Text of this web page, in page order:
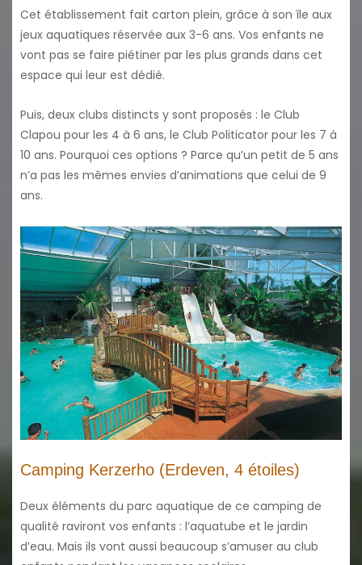
Cet établissement fait carton plein, grâce à son île aux
jeux aquatiques réservée aux 3-6 ans. Vos enfants ne
vont pas se faire piétiner par les plus grands dans cet
espace qui leur est dédié.
Puis, deux clubs distincts y sont proposés : le Club
Clapou pour les 4 à 6 ans, le Club Politicator pour les 7 à
10 ans. Pourquoi ces options ? Parce qu’un petit de 5 ans
n’a pas les mêmes envies d’animations que celui de 9
ans.
Camping Kerzerho (Erdeven, 4 étoiles)
Deux éléments du parc aquatique de ce camping de
qualité raviront vos enfants : l’aquatube et le jardin
d’eau. Mais ils vont aussi beaucoup s’amuser au club